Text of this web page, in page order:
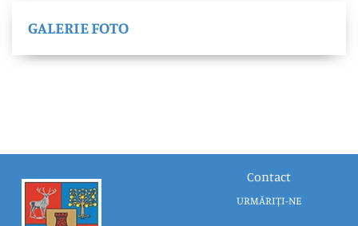
GALERIE FOTO
Contact
URMĂRIȚI-NE